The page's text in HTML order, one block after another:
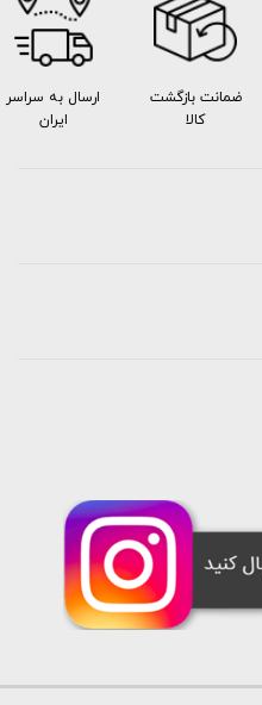
ضمانت بازگشت
کالا
ارسال به سراسر
ایران